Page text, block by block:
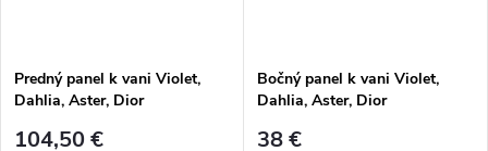
Predný panel k vani Violet,
Dahlia, Aster, Dior
104,50 €
Bočný panel k vani Violet,
Dahlia, Aster, Dior
38 €